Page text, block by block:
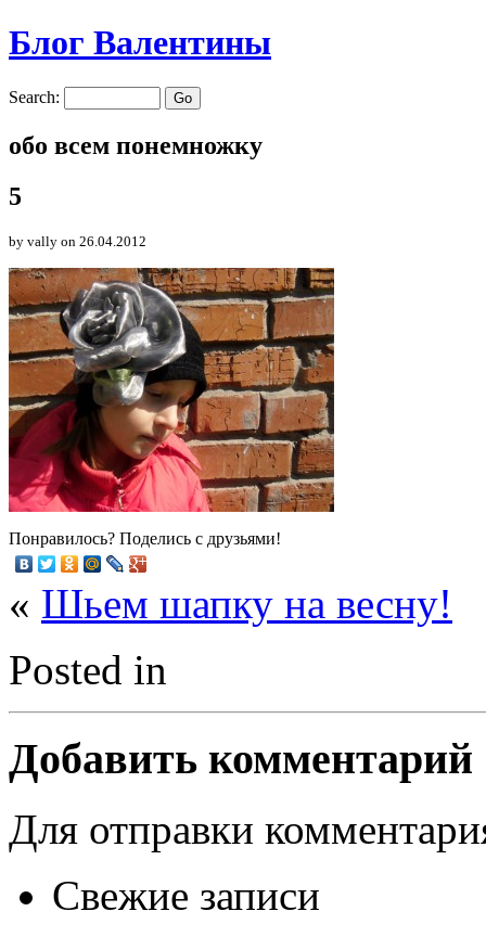
Блог Валентины
Search:
обо всем понемножку
5
by vally on 26.04.2012
Понравилось? Поделись с друзьями!
« Шьем шапку на весну!
Posted in
Добавить комментарий
Для отправки
Свежие записи